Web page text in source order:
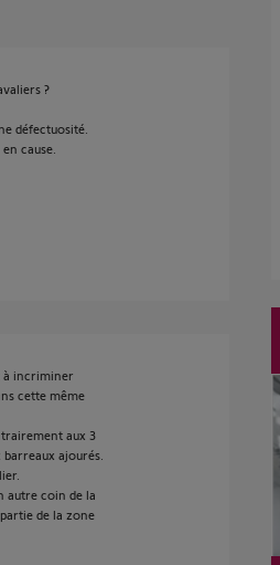
?
défectuosité.
cause.
à incriminer
cette même
aux 3
ajourés.
autre coin de la
de la zone